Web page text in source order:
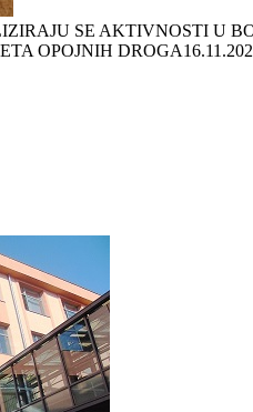
SE AKTIVNOSTI U
OPOJNIH DROGA